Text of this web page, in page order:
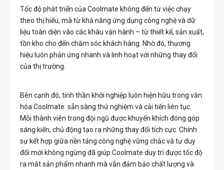
Tốc độ phát triển của Coolmate không đến từ việc chạy
theo thị hiếu, mà từ khả năng ứng dụng công nghệ và dữ
liệu toàn diện vào các khâu vận hành – từ thiết kế, sản xuất,
tồn kho cho đến chăm sóc khách hàng. Nhờ đó, thương
hiệu luôn phản ứng nhanh và linh hoạt với những thay đổi
của thị trường.
Bên cạnh đó, tinh thần khởi nghiệp luôn hiện hữu trong văn
hóa Coolmate: sẵn sàng thử nghiệm và cải tiến liên tục.
Mỗi thành viên trong đội ngũ được khuyến khích đóng góp
sáng kiến, chủ động tạo ra những thay đổi tích cực. Chính
sự kết hợp giữa nền tảng công nghệ vững chắc và tư duy
đổi mới không ngừng đã giúp Coolmate duy trì được tốc độ
ra mắt sản phẩm nhanh mà vẫn đảm bảo chất lượng và